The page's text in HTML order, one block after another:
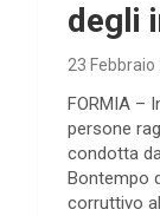
degli
23 Febbraio
FORMIA –
persone
condotta
Bontempo
corruttivo